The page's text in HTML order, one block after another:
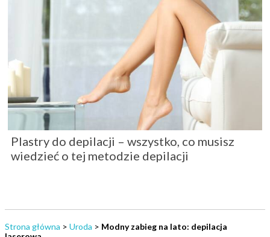
Plastry do depilacji – wszystko, co musisz
wiedzieć o tej metodzie depilacji
Strona główna > Uroda > Modny zabieg na lato: depilacja